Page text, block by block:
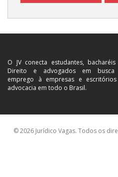
O JV conecta estudantes,
Direito e advogados em busca
emprego à empresas e
advocacia em todo o Brasil.
© 2026 Jurídico Vagas. Todos os